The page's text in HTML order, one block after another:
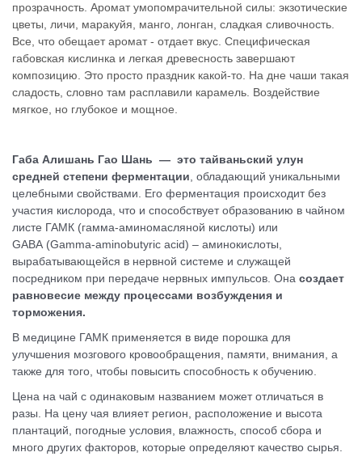
прозрачность. Аромат умопомрачительной силы: экзотические
цветы, личи, маракуйя, манго, лонган, сладкая сливочность.
Все, что обещает аромат - отдает вкус. Специфическая
габовская кислинка и легкая древесность завершают
композицию. Это просто праздник какой-то. На дне чаши такая
сладость, словно там расплавили карамель. Воздействие
мягкое, но глубокое и мощное.
Габа Алишань Гао Шань — это тайваньский улун
средней степени ферментации, обладающий уникальными
целебными свойствами. Его ферментация происходит без
участия кислорода, что и способствует образованию в чайном
листе ГАМК (гамма-аминомасляной кислоты) или
GABA (Gamma-aminobutyric acid) – аминокислоты,
вырабатывающейся в нервной системе и служащей
посредником при передаче нервных импульсов. Она создает
равновесие между процессами возбуждения и
торможения.
В медицине ГАМК применяется в виде порошка для
улучшения мозгового кровообращения, памяти, внимания, а
также для того, чтобы повысить способность к обучению.
Цена на чай с одинаковым названием может отличаться в
разы. На цену чая влияет регион, расположение и высота
плантаций, погодные условия, влажность, способ сбора и
много других факторов, которые определяют качество сырья.